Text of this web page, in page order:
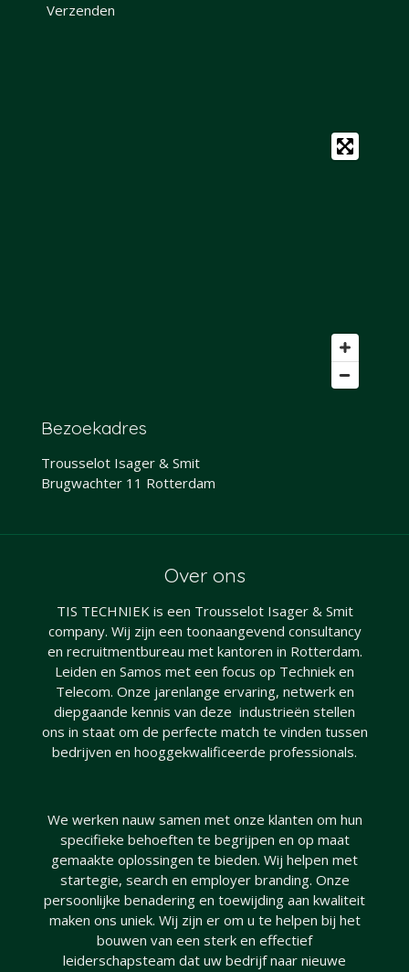
Verzenden
Bezoekadres
Trousselot Isager & Smit
Brugwachter 11 Rotterdam
Over ons
TIS TECHNIEK is een Trousselot Isager & Smit
company. Wij zijn een toonaangevend consultancy
en recruitmentbureau met kantoren in Rotterdam.
Leiden en Samos met een focus op Techniek en
Telecom. Onze jarenlange ervaring, netwerk en
diepgaande kennis van deze industrieën stellen
ons in staat om de perfecte match te vinden tussen
bedrijven en hooggekwalificeerde professionals.
We werken nauw samen met onze klanten om hun
specifieke behoeften te begrijpen en op maat
gemaakte oplossingen te bieden. Wij helpen met
startegie, search en employer branding. Onze
persoonlijke benadering en toewijding aan kwaliteit
maken ons uniek. Wij zijn er om u te helpen bij het
bouwen van een sterk en effectief
leiderschapsteam dat uw bedrijf naar nieuwe